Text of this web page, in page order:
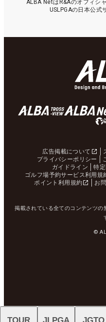
ALBA NetはR&Aのオフィシ
USLPGAの日本公式
広告掲載について
プライバシーポリシー
ガイドライン
特
ゴルフ場予約サービス利用規
ポイント利用規約
お
掲載されている全てのコンテンツの
©
TOUR JLPGA JGTO